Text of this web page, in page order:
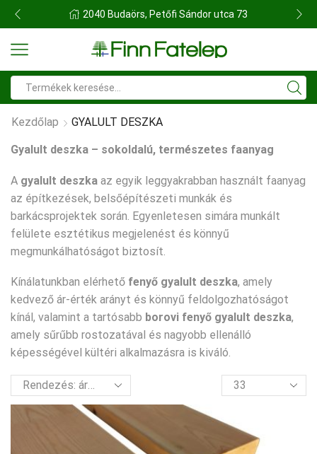
FINN FATELEP BUDAÖRS
input
Kezdőlap GYALULT DESZKA
Gyalult deszka – sokoldalú, természetes faanyag
A gyalult deszka az egyik leggyakrabban használt faanyag
az építkezések, belsőépítészeti munkák és
barkácsprojektek során. Egyenletesen simára munkált
felülete esztétikus megjelenést és könnyű
megmunkálhatóságot biztosít.
Kínálatunkban elérhető fenyő gyalult deszka, amely
kedvező ár-érték arányt és könnyű feldolgozhatóságot
kínál, valamint a tartósabb borovi fenyő gyalult deszka,
amely sűrűbb rostozatával és nagyobb ellenálló
képességével kültéri alkalmazásra is kiváló.
termék
per